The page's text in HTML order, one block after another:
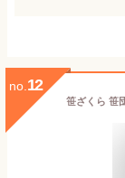
no. 12